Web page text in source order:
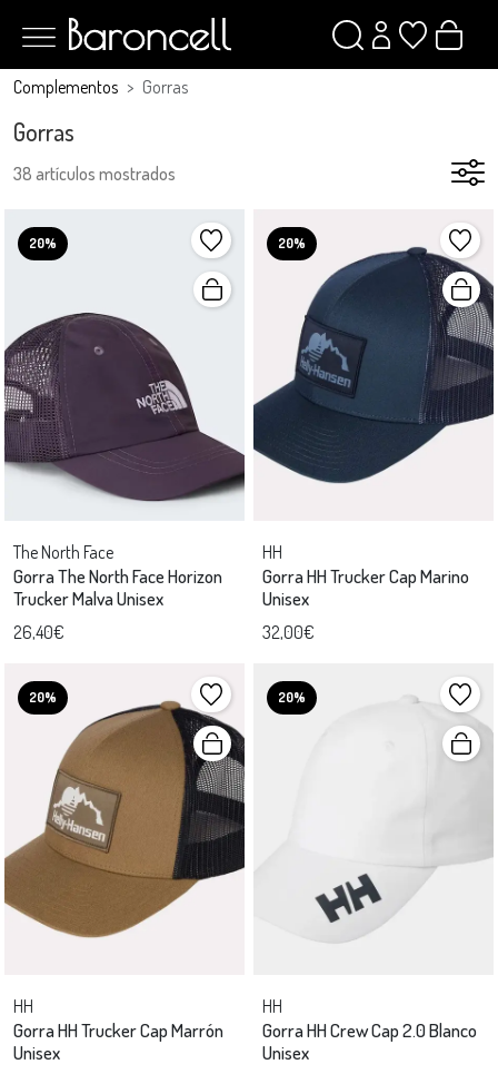
Complementos Gorras
Gorras
38 artículos mostrados
20%
The North Face
Gorra The North Face Horizon
Trucker Malva Unisex
26,40€
20%
HH
Gorra HH Trucker Cap Marino
Unisex
32,00€
20%
HH
Gorra HH Trucker Cap Marrón
Unisex
20%
HH
Gorra HH Crew Cap 2.0 Blanco
Unisex